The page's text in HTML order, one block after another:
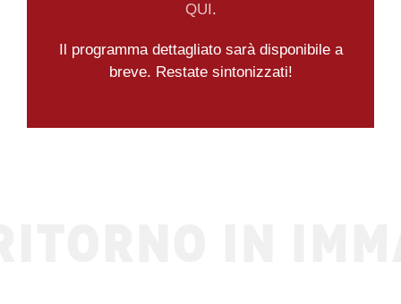
QUI .
Il programma dettagliato sarà disponibile a
breve. Restate sintonizzati!